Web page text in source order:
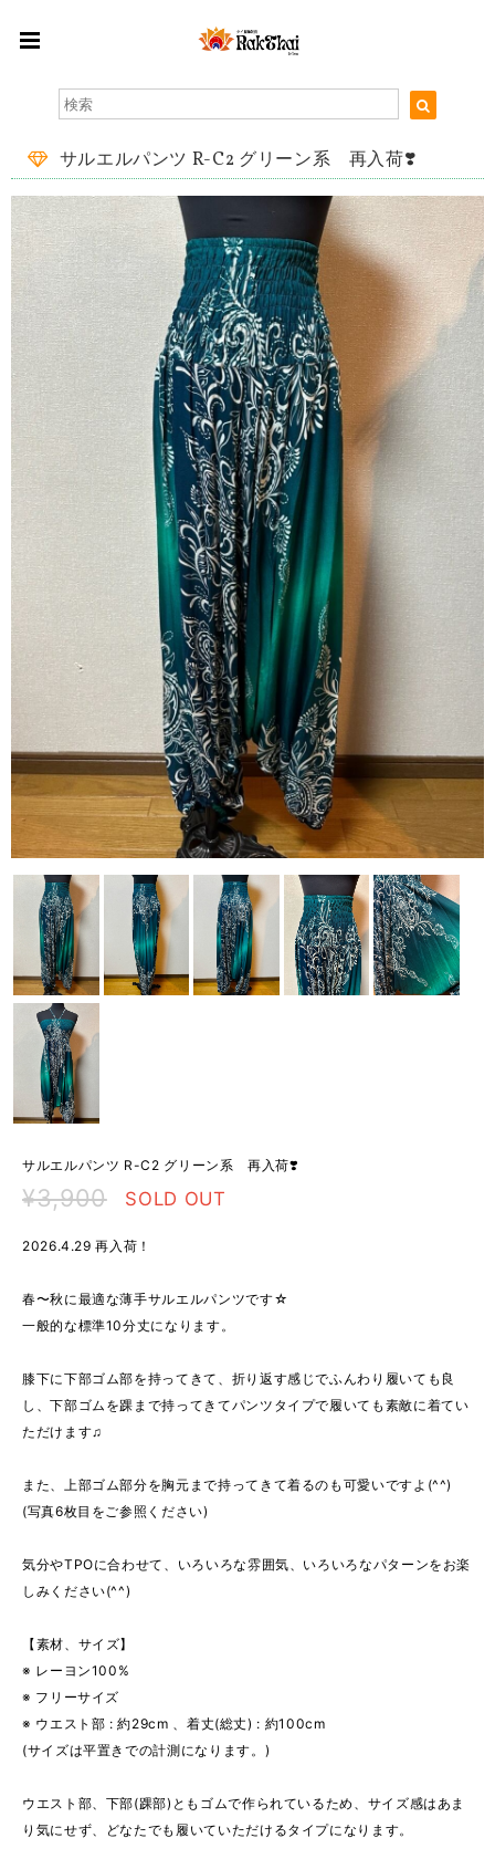
サルエルパンツ R-C2 グリーン系 再入荷❣️
サルエルパンツ R-C2 グリーン系 再入荷❣️
¥3,900 SOLD OUT
2026.4.29 再入荷！
春〜秋に最適な薄手サルエルパンツです☆
一般的な標準10分丈になります。
膝下に下部ゴム部を持ってきて、折り返す感じでふんわり履いても良
し、下部ゴムを踝まで持ってきてパンツタイプで履いても素敵に着てい
ただけます♫
また、上部ゴム部分を胸元まで持ってきて着るのも可愛いですよ(^^)
(写真6枚目をご参照ください)
気分やTPOに合わせて、いろいろな雰囲気、いろいろなパターンをお楽
しみください(^^)
【素材、サイズ】
※ レーヨン100%
※ フリーサイズ
※ ウエスト部 : 約29cm 、着丈(総丈) : 約100cm
(サイズは平置きでの計測になります。)
ウエスト部、下部(踝部)ともゴムで作られているため、サイズ感はあま
り気にせず、どなたでも履いていただけるタイプになります。